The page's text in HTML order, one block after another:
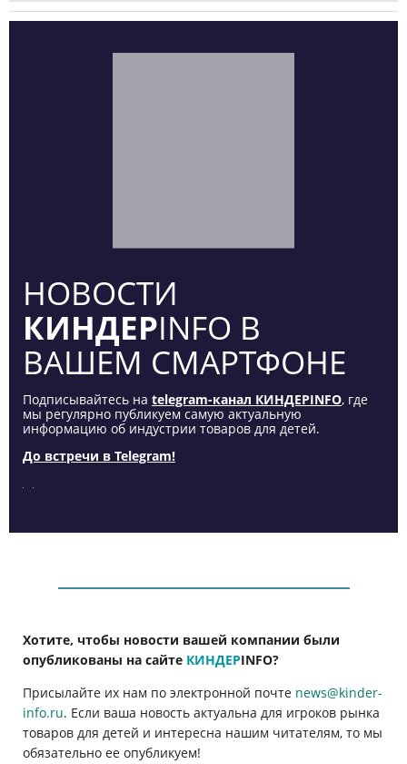
НОВОСТИ
КИНДЕРINFO В
ВАШЕМ СМАРТФОНЕ
Подписывайтесь на telegram-канал КИНДЕРINFO, где
мы регулярно публикуем самую актуальную
информацию об индустрии товаров для детей.
До встречи в Telegram!
Хотите, чтобы новости вашей компании были
опубликованы на сайте КИНДЕРINFO?
Присылайте их нам по электронной почте news@kinder-
info.ru. Если ваша новость актуальна для игроков рынка
товаров для детей и интересна нашим читателям, то мы
обязательно ее опубликуем!